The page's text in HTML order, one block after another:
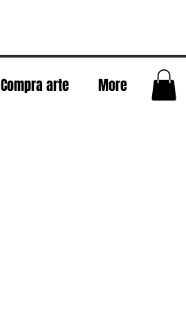
Compra arte More